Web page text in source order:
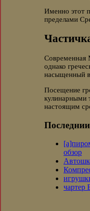
Именно этот
пределами
Современная
однако
насыщенный
Посещение
кулинарными
настоящим
обзор
чартер